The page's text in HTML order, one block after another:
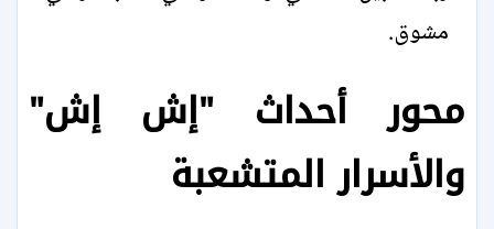
مشوق.
محور أحداث "إش إش"
والأسرار المتشعبة